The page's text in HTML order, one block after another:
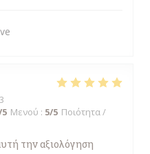
Μενού : 5/5 Ποιότητα /
την αξιολόγηση